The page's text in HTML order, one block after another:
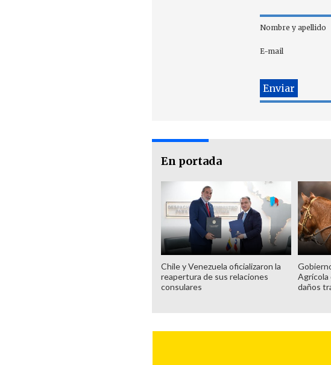
Nombre y apellido
E-mail
En portada
Chile y Venezuela oficializaron la
reapertura de sus relaciones
consulares
Agrícola
daños